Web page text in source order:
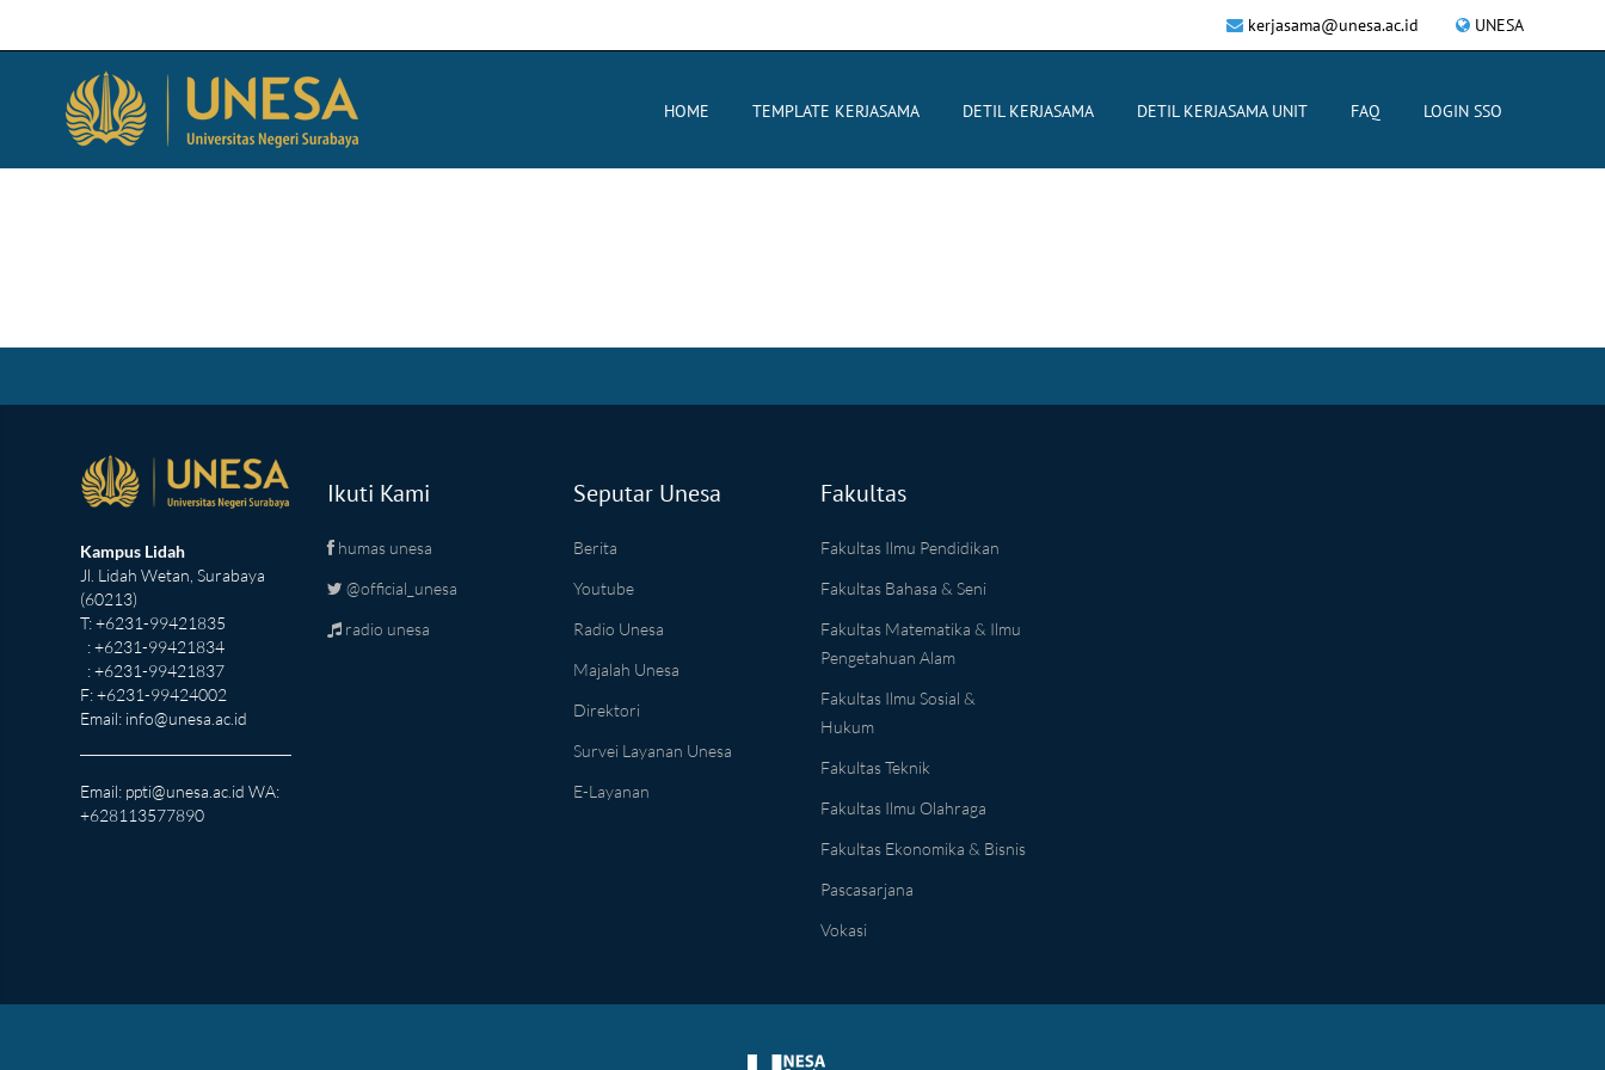
UNESA
kerjasama@unesa.ac.id
HOME TEMPLATE KERJASAMA DETIL KERJASAMA DETIL KERJASAMA UNIT FAQ LOGIN SSO
Kampus Lidah
Jl. Lidah Wetan, Surabaya
(60213)
T: +6231-99421835
: +6231-99421834
: +6231-99421837
F: +6231-99424002
Email: info@unesa.ac.id
Email: ppti@unesa.ac.id WA:
+628113577890
Ikuti Kami
humas unesa
@official_unesa
radio unesa
Seputar Unesa
Berita
Youtube
Radio Unesa
Majalah Unesa
Direktori
Survei Layanan Unesa
E-Layanan
Fakultas
Fakultas Ilmu Pendidikan
Fakultas Bahasa & Seni
Fakultas Matematika & Ilmu
Pengetahuan Alam
Fakultas Ilmu Sosial &
Hukum
Fakultas Teknik
Fakultas Ilmu Olahraga
Fakultas Ekonomika & Bisnis
Pascasarjana
Vokasi